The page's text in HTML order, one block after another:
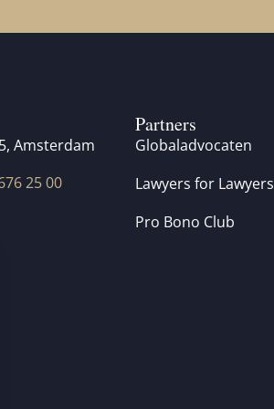
Amsterdam
25 00
Partners
Globaladvocaten
Lawyers for Lawyers
Pro Bono Club